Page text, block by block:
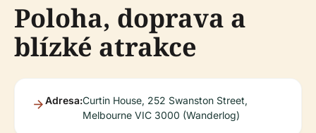
Poloha, doprava a
blízké atrakce
Adresa:Curtin House, 252 Swanston Street,
Melbourne VIC 3000 (Wanderlog)